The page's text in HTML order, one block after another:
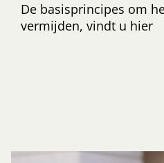
De basisprincipes om
vermijden, vindt u hier